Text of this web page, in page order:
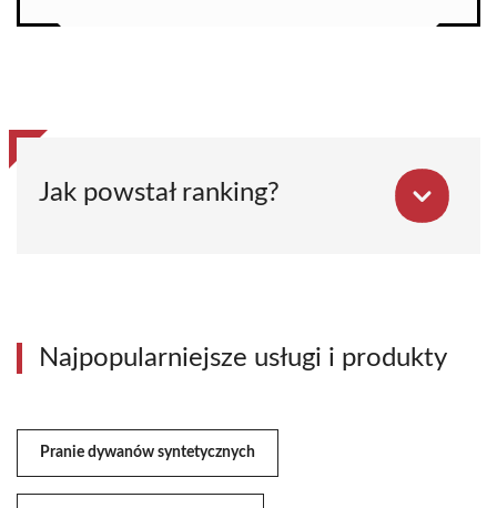
Jak powstał ranking?
Najpopularniejsze usługi i produkty
Pranie dywanów syntetycznych